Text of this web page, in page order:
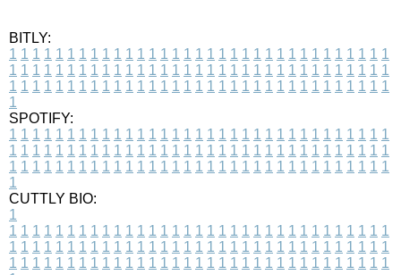
BITLY:
1 1 1 1 1 1 1 1 1 1 1 1 1 1 1 1 1 1 1 1 1 1 1 1 1 1 1 1 1 1 1 1 1
1 1 1 1 1 1 1 1 1 1 1 1 1 1 1 1 1 1 1 1 1 1 1 1 1 1 1 1 1 1 1 1 1
1 1 1 1 1 1 1 1 1 1 1 1 1 1 1 1 1 1 1 1 1 1 1 1 1 1 1 1 1 1 1 1 1
1
SPOTIFY:
1 1 1 1 1 1 1 1 1 1 1 1 1 1 1 1 1 1 1 1 1 1 1 1 1 1 1 1 1 1 1 1 1
1 1 1 1 1 1 1 1 1 1 1 1 1 1 1 1 1 1 1 1 1 1 1 1 1 1 1 1 1 1 1 1 1
1 1 1 1 1 1 1 1 1 1 1 1 1 1 1 1 1 1 1 1 1 1 1 1 1 1 1 1 1 1 1 1 1
1
CUTTLY BIO:
1
1 1 1 1 1 1 1 1 1 1 1 1 1 1 1 1 1 1 1 1 1 1 1 1 1 1 1 1 1 1 1 1 1
1 1 1 1 1 1 1 1 1 1 1 1 1 1 1 1 1 1 1 1 1 1 1 1 1 1 1 1 1 1 1 1 1
1 1 1 1 1 1 1 1 1 1 1 1 1 1 1 1 1 1 1 1 1 1 1 1 1 1 1 1 1 1 1 1 1